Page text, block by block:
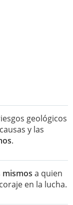
geológicos
y las
.
mismos a quien
en la lucha.